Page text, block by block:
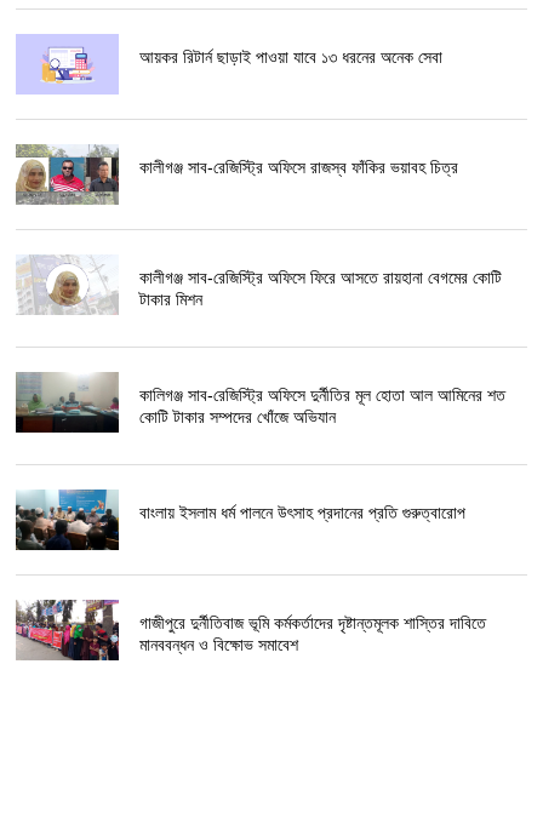
আয়কর রিটার্ন ছাড়াই পাওয়া যাবে ১৩ ধরনের অনেক সেবা
কালীগঞ্জ সাব-রেজিস্ট্রি অফিসে রাজস্ব ফাঁকির ভয়াবহ চিত্র
কালীগঞ্জ সাব-রেজিস্ট্রি অফিসে ফিরে আসতে রায়হানা বেগমের কোটি
টাকার মিশন
কালিগঞ্জ সাব-রেজিস্ট্রি অফিসে দুর্নীতির মূল হোতা আল আমিনের শত
কোটি টাকার সম্পদের খোঁজে অভিযান
বাংলায় ইসলাম ধর্ম পালনে উৎসাহ প্রদানের প্রতি গুরুত্বারোপ
গাজীপুরে দুর্নীতিবাজ ভূমি কর্মকর্তাদের দৃষ্টান্তমূলক শাস্তির দাবিতে
মানববন্ধন ও বিক্ষোভ সমাবেশ